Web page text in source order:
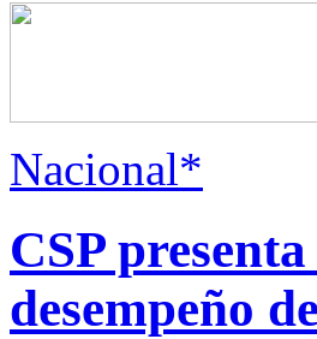
Nacional*
CSP
desempeño